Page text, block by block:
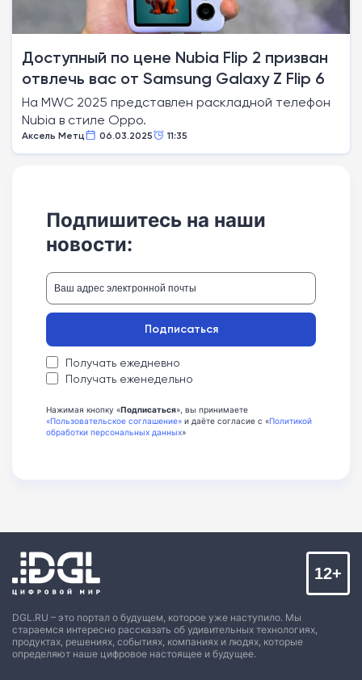
Доступный по цене Nubia Flip 2 призван
отвлечь вас от Samsung Galaxy Z Flip 6
На MWC 2025 представлен раскладной телефон
Nubia в стиле Oppo.
Аксель Метц 06.03.2025 11:35
Подпишитесь на наши
новости:
Получать ежедневно
Получать еженедельно
Подписаться
Нажимая кнопку «Подписаться», вы принимаете
«Пользовательское соглашение» и даёте согласие с «Политикой
обработки персональных данных»
DGL.RU – это портал о будущем, которое уже наступило. Мы
стараемся интересно рассказать об удивительных технологиях,
продуктах, решениях, событиях, компаниях и людях, которые
определяют наше цифровое настоящее и будущее.
12+